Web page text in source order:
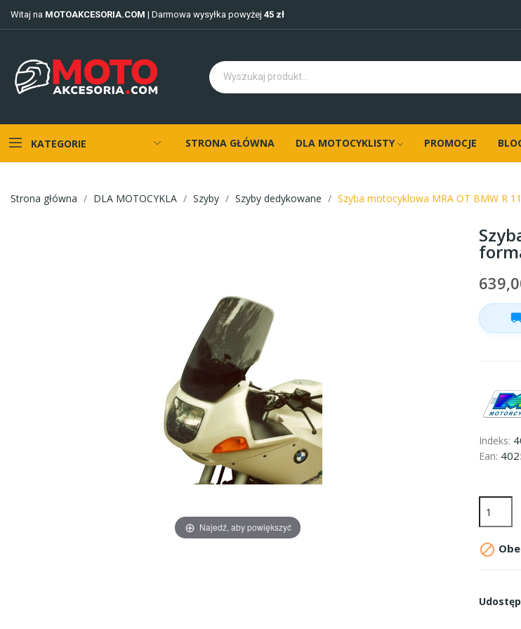
Witaj na MOTOAKCESORIA.COM | Darmowa wysyłka powyżej 45 zł
KATEGORIE STRONA GŁÓWNA DLA MOTOCYKLISTY PROMOCJE
Strona główna DLA MOTOCYKLA Szyby Szyby dedykowane Szyba motocyklowa MRA OT BMW R
Najedź, aby powiększyć
Indeks:
Ean:
